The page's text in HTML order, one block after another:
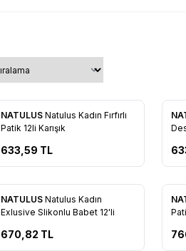
Yeni
Favorilere Ekle
NATULUS Natulus Kadın Fırfırlı
Patik 12li Karışık
633,59 TL
Yeni
Favorilere Ekle
NATULUS Natulus Kadın
Exlusive Slikonlu Babet 12'li
670,82 TL